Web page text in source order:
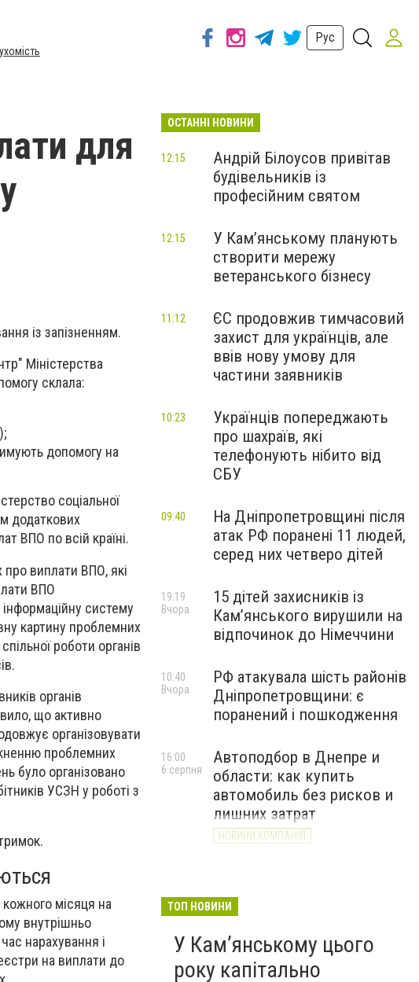
Рус
для
із запізненням.
Міністерства
склала:
допомогу на
соціальної
додаткових
ВПО по всій країні.
виплати ВПО, які
ВПО
систему
картину проблемних
роботи органів
органів
що активно
організовувати
проблемних
було організовано
УСЗН у роботі з
місяця на
внутрішньо
нарахування і
на виплати до
ОСТАННІ НОВИНИ
Андрій Білоусов привітав
будівельників із
професійним святом
12:15
У Кам’янському планують
створити мережу
ветеранського бізнесу
12:15
ЄС продовжив тимчасовий
захист для українців, але
ввів нову умову для
частини заявників
11:12
Українців попереджають
про шахраїв, які
телефонують нібито від
СБУ
10:23
На Дніпропетровщині після
атак РФ поранені 11 людей,
серед них четверо дітей
09:40
15 дітей захисників із
Кам’янського вирушили на
відпочинок до Німеччини
19:19
Вчора
РФ атакувала шість районів
Дніпропетровщини: є
поранений і пошкодження
10:40
Вчора
Автоподбор в Днепре и
области: как купить
автомобиль без рисков и
лишних затрат
НОВИНИ КОМПАНІЙ
16:00
6 серпня
ТОП НОВИНИ
У Кам’янському цього
року капітально